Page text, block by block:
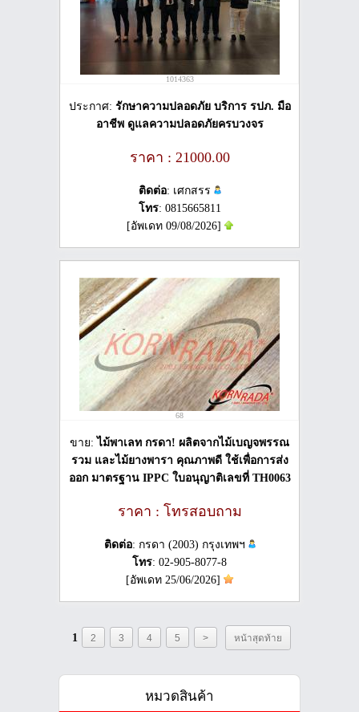
1014363
ประกาศ: รักษาความปลอดภัย บริการ รปภ. มือ
อาชีพ ดูแลความปลอดภัยครบวงจร
ราคา : 21000.00
ติดต่อ: เศกสรร
โทร: 0815665811
[อัพเดท 09/08/2026]
68
ขาย: ไม้พาเลท กรดา! ผลิตจากไม้เบญจพรรณ
รวม และไม้ยางพารา คุณภาพดี ใช้เพื่อการส่ง
ออก มาตรฐาน IPPC ใบอนุญาติเลขที่ TH0063
ราคา : โทรสอบถาม
ติดต่อ: กรดา (2003) กรุงเทพฯ
โทร: 02-905-8077-8
[อัพเดท 25/06/2026]
1 2 3 4 5 > หน้าสุดท้าย
หมวดสินค้า